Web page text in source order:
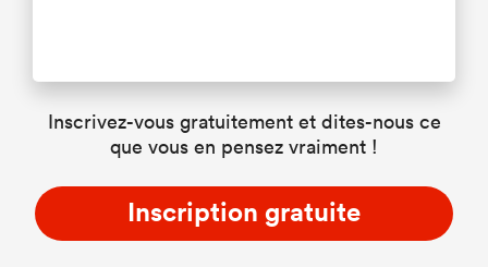
Inscrivez-vous gratuitement et dites-nous ce
que vous en pensez vraiment !
Inscription gratuite